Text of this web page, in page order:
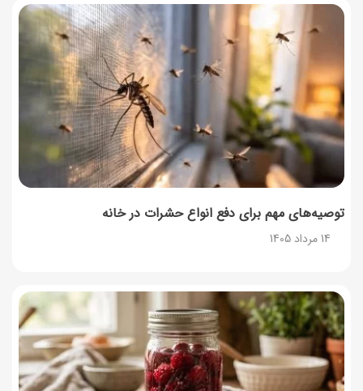
توصیه‌های مهم برای دفع انواع حشرات در خانه
14 مرداد 1405